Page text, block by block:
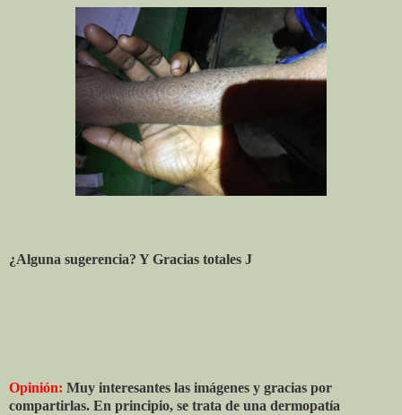
¿Alguna sugerencia? Y Gracias totales J
Opinión: Muy interesantes las imágenes y gracias por
compartirlas. En principio, se trata de una dermopatía